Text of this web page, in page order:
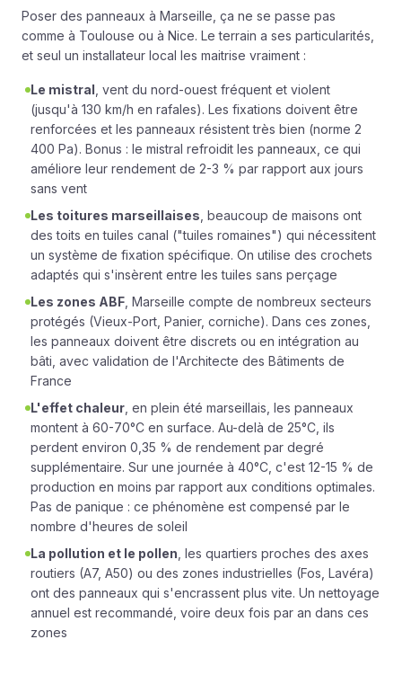
Poser des panneaux à Marseille, ça ne se passe pas
comme à Toulouse ou à Nice. Le terrain a ses particularités,
et seul un installateur local les maitrise vraiment :
Le mistral , vent du nord-ouest fréquent et violent
(jusqu'à 130 km/h en rafales). Les fixations doivent être
renforcées et les panneaux résistent très bien (norme 2
400 Pa). Bonus : le mistral refroidit les panneaux, ce qui
améliore leur rendement de 2-3 % par rapport aux jours
sans vent
Les toitures marseillaises , beaucoup de maisons ont
des toits en tuiles canal ("tuiles romaines") qui nécessitent
un système de fixation spécifique. On utilise des crochets
adaptés qui s'insèrent entre les tuiles sans perçage
Les zones ABF , Marseille compte de nombreux secteurs
protégés (Vieux-Port, Panier, corniche). Dans ces zones,
les panneaux doivent être discrets ou en intégration au
bâti, avec validation de l'Architecte des Bâtiments de
France
L'effet chaleur , en plein été marseillais, les panneaux
montent à 60-70°C en surface. Au-delà de 25°C, ils
perdent environ 0,35 % de rendement par degré
supplémentaire. Sur une journée à 40°C, c'est 12-15 % de
production en moins par rapport aux conditions optimales.
Pas de panique : ce phénomène est compensé par le
nombre d'heures de soleil
La pollution et le pollen , les quartiers proches des axes
routiers (A7, A50) ou des zones industrielles (Fos, Lavéra)
ont des panneaux qui s'encrassent plus vite. Un nettoyage
annuel est recommandé, voire deux fois par an dans ces
zones